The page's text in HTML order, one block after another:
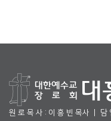
원 로 목 사 : 이 흥 빈 목사 ㅣ 담